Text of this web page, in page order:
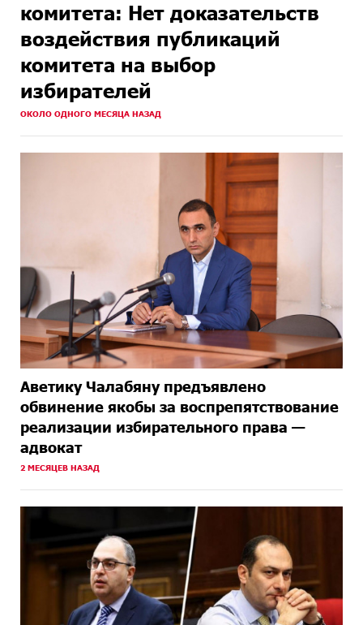
комитета: Нет доказательств
воздействия публикаций
комитета на выбор
избирателей
ОКОЛО ОДНОГО МЕСЯЦА НАЗАД
Аветику Чалабяну предъявлено
обвинение якобы за воспрепятствование
реализации избирательного права —
адвокат
2 МЕСЯЦЕВ НАЗАД